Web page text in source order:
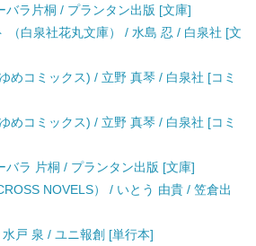
バラ片桐 / プランタン出版 [文庫]
（白泉社花丸文庫） / 水島 忍 / 白泉社 [文
めコミックス) / 立野 真琴 / 白泉社 [コミ
めコミックス) / 立野 真琴 / 白泉社 [コミ
バラ 片桐 / プランタン出版 [文庫]
NOVELS） / いとう 由貴 / 笠倉出
戸 泉 / ユニ報創 [単行本]